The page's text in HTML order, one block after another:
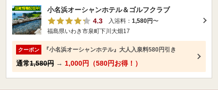
小名浜オーシャンホテル＆ゴルフクラブ
4.3
入浴料： 1,580円〜
福島県いわき市泉町下川大畑17
クーポン 『小名浜オーシャンホテル』大人入泉料580円引き
通常1,580円 → 1,000円（580円お得！）